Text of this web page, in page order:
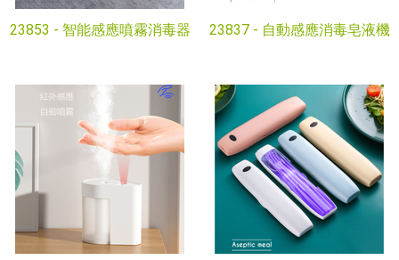
23853 - 智能感應噴霧消毒器 23837 - 自動感應消毒皂液機